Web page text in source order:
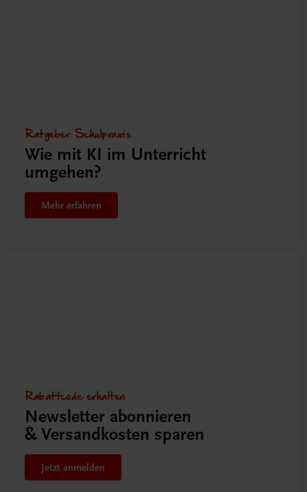
Ratgeber Schulpraxis
Wie mit KI im Unterricht
umgehen?
Mehr erfahren
Rabattcode erhalten
Newsletter abonnieren
& Versandkosten sparen
Jetzt anmelden